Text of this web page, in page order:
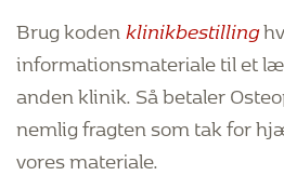
Brug koden klinikbestilling
informationsmateriale til et
anden klinik. Så betaler
nemlig fragten som tak for
vores materiale.